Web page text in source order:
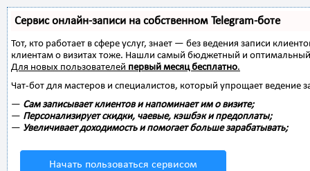
Сервис онлайн-записи на собственном Telegram-боте
Тот, кто работает в сфере услуг, знает — без ведения записи
клиентам о визитах тоже. Нашли самый бюджетный и
Для новых пользователей первый месяц бесплатно.
Чат-бот для мастеров и специалистов, который упрощает ведение
— Сам записывает клиентов и напоминает им о визите;
— Персонализирует скидки, чаевые, кэшбэк и предоплаты;
— Увеличивает доходимость и помогает больше зарабатывать;
Начать пользоваться сервисом